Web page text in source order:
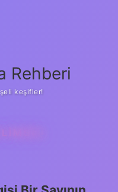
Rehberi
keşifler!